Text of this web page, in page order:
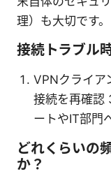
理）も大切です。
接続トラブル
VPNクライア
接続を再確認
ートやIT部門
どれくらいの
か？